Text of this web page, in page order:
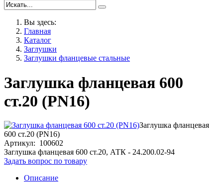
Вы здесь:
Главная
Каталог
Заглушки
Заглушки фланцевые стальные
Заглушка фланцевая 600
ст.20 (PN16)
Заглушка фланцевая
600 ст.20 (PN16)
Артикул: 100602
Заглушка фланцевая 600 ст.20, АТК - 24.200.02-94
Задать вопрос по товару
Описание